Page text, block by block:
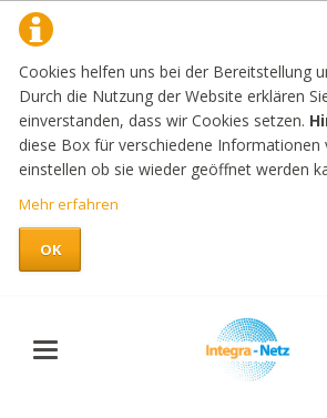
Cookies helfen uns bei der Bereitstellung
Durch die Nutzung der Website erklären
einverstanden, dass wir Cookies setzen.
diese Box für verschiedene Informationen
einstellen ob sie wieder geöffnet werden
Mehr erfahren
OK